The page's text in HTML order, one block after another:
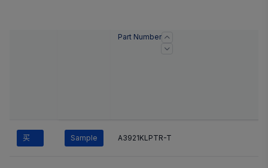
Part Number
买 Sample A3921KLPTR-T